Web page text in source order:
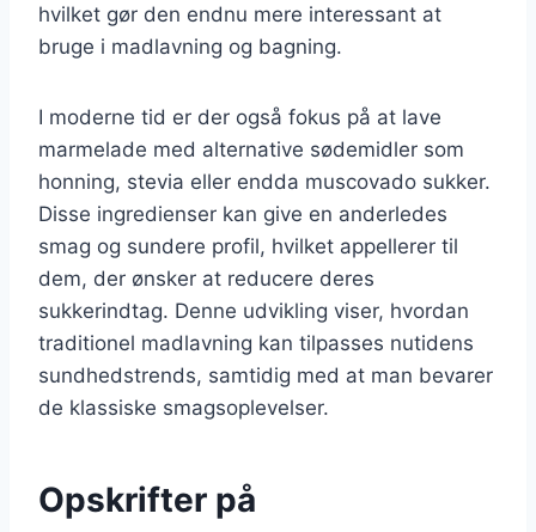
hvilket gør den endnu mere interessant at
bruge i madlavning og bagning.
I moderne tid er der også fokus på at lave
marmelade med alternative sødemidler som
honning, stevia eller endda muscovado sukker.
Disse ingredienser kan give en anderledes
smag og sundere profil, hvilket appellerer til
dem, der ønsker at reducere deres
sukkerindtag. Denne udvikling viser, hvordan
traditionel madlavning kan tilpasses nutidens
sundhedstrends, samtidig med at man bevarer
de klassiske smagsoplevelser.
Opskrifter på